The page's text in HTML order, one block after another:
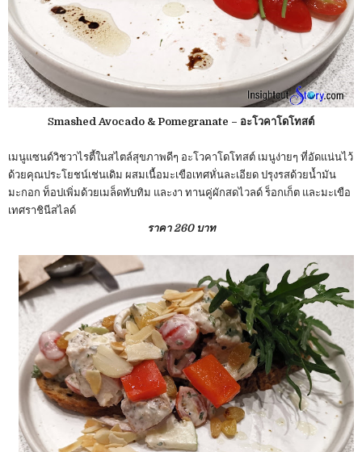
Smashed Avocado & Pomegranate – อะโวคาโดโทสต์
เมนูแซนด์วิชวาไรตี้ในสไตล์สุขภาพดีๆ อะโวคาโดโทสต์ เมนูง่ายๆ ที่อัดแน่นไว้
ด้วยคุณประโยชน์เช่นเดิม ผสมเนื้อมะเขือเทศหั่นละเอียด ปรุงรสด้วยน้ำมัน
มะกอก ท็อปเพิ่มด้วยเมล็ดทับทิม และงา ทานคู่ผักสดไวลด์ ร็อกเก็ต และมะเขือ
เทศราชินีสไลด์
ราคา 260 บาท